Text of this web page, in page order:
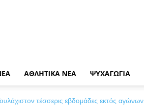
ΑΘΛΗΤΙΚΆ ΝΈΑ ΨΥΧΑΓΩΓΊΑ
τέσσερις εβδομάδες εκτός αγώνων